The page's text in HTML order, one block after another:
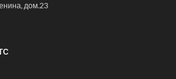
дом.23